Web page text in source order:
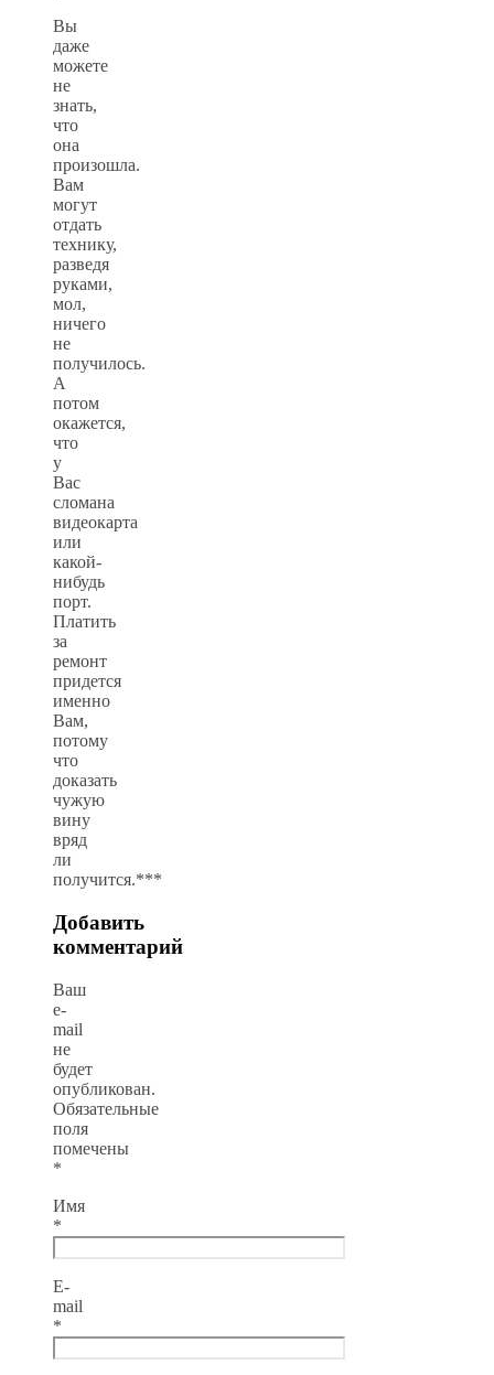
Вы
даже
можете
не
знать,
что
она
произошла.
Вам
могут
отдать
технику,
разведя
руками,
мол,
ничего
не
получилось.
А
потом
окажется,
что
у
Вас
сломана
видеокарта
или
какой-
нибудь
порт.
Платить
за
ремонт
придется
именно
Вам,
потому
что
доказать
чужую
вину
вряд
ли
получится.***
Добавить
комментарий
Ваш
e-
mail
не
будет
опубликован.
Обязательные
поля
помечены
*
Имя
*
E-
mail
*